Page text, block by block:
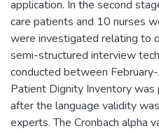
application. In the second
care patients and 10 nurses
were investigated relating to
semi-structured interview
conducted between
Patient Dignity Inventory
after the language validity
experts. The Cronbach alpha